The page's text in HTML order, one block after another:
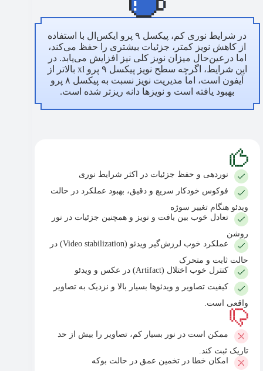
در شرایط نوری کم، پیکسل ۹ پرو ایکس‌ال با استفاده
از کاهش نویز کمتر، جزئیات بیشتری را حفظ می‌کند،
اما درعین‌حال میزان نویز کلی نیز افزایش می‌یابد. در
این شرایط، اگرچه سطح نویز پیکسل ۹ پرو xl بالاتر از
آیفون است، اما مدیریت نویز نسبت به پیکسل ۸ پرو
بهبود یافته است و نویزها دانه ریزتر شده است.
نوردهی و حفظ جزئیات در اکثر شرایط نوری
فوکوس خودکار سریع و دقیق، بهبود عملکرد در حالت
ویدئو هنگام تغییر سوژه
تعادل خوب بین بافت و نویز و همچنین جزئیات در نور
روشن
عملکرد خوب لرزش‌گیر ویدئو (Video stabilization) در
حالت ثابت و متحرک
کنترل خوب اختلال (Artifact) در عکس و ویدئو
کیفیت تصاویر و ویدئوها بسیار بالا و نزدیک به تصاویر
واقعی است.
ممکن است در نور بسیار کم، تصاویر را بیش از حد
تاریک ثبت کند.
امکان خطا در تخمین عمق در حالت بوکه